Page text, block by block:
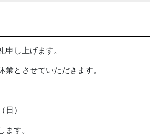
し上げます。
とさせていただきます。
）
す。